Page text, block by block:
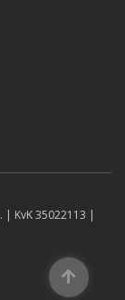
. | KvK 35022113 |